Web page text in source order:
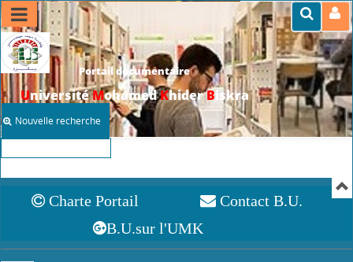
Portail documentaire
UniversitéMohamedKhiderBiskra
Nouvelle recherche Select Language▼
Charte Portail
Contact B.U.
B.U.sur l'UMK